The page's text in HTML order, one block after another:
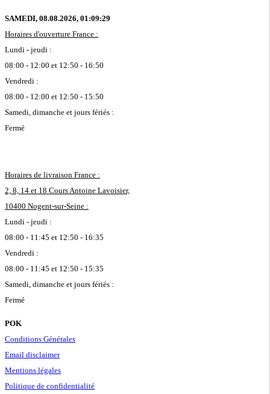
SAMEDI, 08.08.2026, 01:09:29
Horaires d'ouverture France :
Lundi - jeudi :
08:00 - 12:00 et 12:50 - 16:50
Vendredi :
08:00 - 12:00 et 12:50 - 15:50
Samedi, dimanche et jours fériés :
Fermé
Horaires de livraison France :
2, 8, 14 et 18 Cours Antoine Lavoisier,
10400 Nogent-sur-Seine :
Lundi - jeudi :
08:00 - 11:45 et 12:50 - 16:35
Vendredi :
08:00 - 11:45 et 12:50 - 15:35
Samedi, dimanche et jours fériés :
Fermé
POK
Conditions Générales
Email disclaimer
Mentions légales
Politique de confidentialité